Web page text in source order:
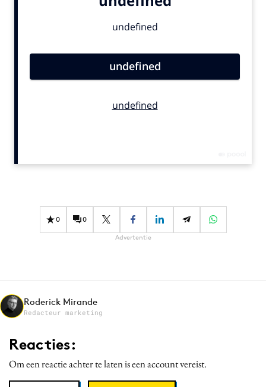
Gedragsverandering
Influencer marketing
Media
Merkstrategie
PR
Purpose Marketing
Reputatie & crisis
0 0
Advertentie
Roderick Mirande
Redacteur marketing
Reacties:
Om een reactie achter te laten is een account vereist.